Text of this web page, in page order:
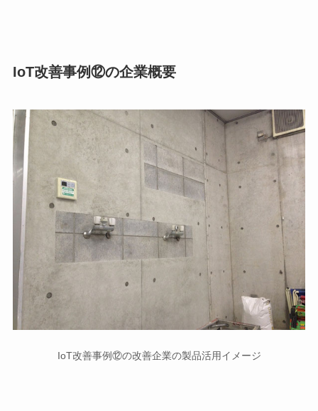
IoT改善事例⑫の企業概要
IoT改善事例⑫の改善企業の製品活用イメージ